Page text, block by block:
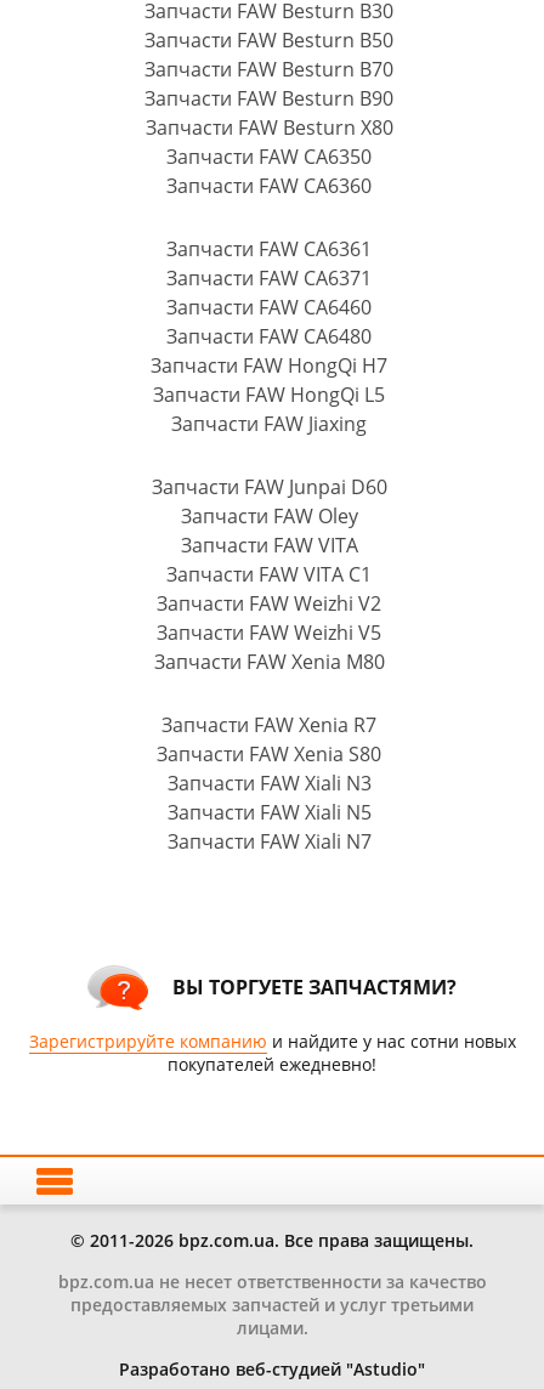
Запчасти FAW Besturn B30
Запчасти FAW Besturn B50
Запчасти FAW Besturn B70
Запчасти FAW Besturn B90
Запчасти FAW Besturn X80
Запчасти FAW CA6350
Запчасти FAW CA6360
Запчасти FAW CA6361
Запчасти FAW CA6371
Запчасти FAW CA6460
Запчасти FAW CA6480
Запчасти FAW HongQi H7
Запчасти FAW HongQi L5
Запчасти FAW Jiaxing
Запчасти FAW Junpai D60
Запчасти FAW Oley
Запчасти FAW VITA
Запчасти FAW VITA C1
Запчасти FAW Weizhi V2
Запчасти FAW Weizhi V5
Запчасти FAW Xenia M80
Запчасти FAW Xenia R7
Запчасти FAW Xenia S80
Запчасти FAW Xiali N3
Запчасти FAW Xiali N5
Запчасти FAW Xiali N7
ВЫ ТОРГУЕТЕ ЗАПЧАСТЯМИ?
Зарегистрируйте компанию и найдите у нас сотни новых
покупателей ежедневно!
© 2011-2026 bpz.com.ua. Все права защищены.
bpz.com.ua не несет ответственности за качество
предоставляемых запчастей и услуг третьими
лицами.
Разработано веб-студией "Astudio"